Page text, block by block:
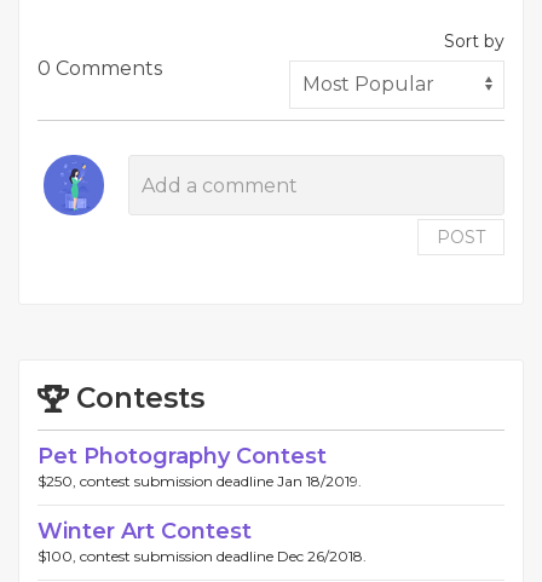
0 Comments
Sort by
POST
Contests
Pet Photography Contest
$250, contest submission deadline Jan 18/2019.
Winter Art Contest
$100, contest submission deadline Dec 26/2018.